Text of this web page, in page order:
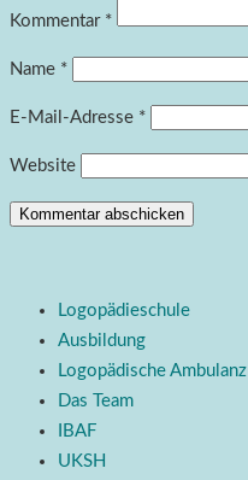
Kommentar *
Name *
E-Mail-Adresse *
Website
Logopädieschule
Ausbildung
Logopädische Ambulanz
Das Team
IBAF
UKSH